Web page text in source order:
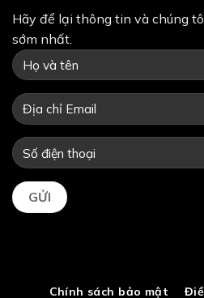
Hãy để lại thông tin và chúng
sớm nhất.
Chính sách bảo mật